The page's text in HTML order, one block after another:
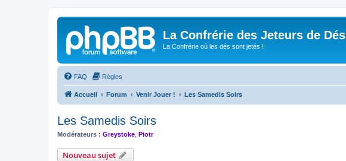
La Confrérie des Jeteurs de Dés
La Confrérie où les dés sont jetés !
FAQ Règles
Accueil Forum Venir Jouer ! Les Samedis Soirs
Les Samedis Soirs
Modérateurs : Greystoke Piotr
Nouveau sujet